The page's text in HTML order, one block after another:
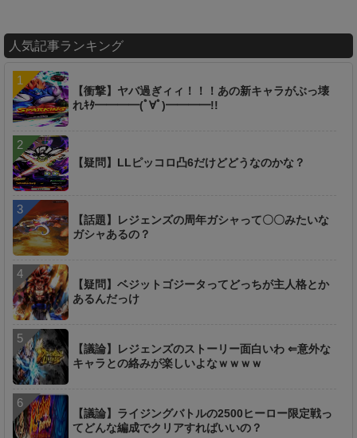
人気記事ランキング
【衝撃】ヤバ過ぎィィ！！！あの新キャラがぶっ壊
れｷﾀ━━━━(ﾟ∀ﾟ)━━━━!!
【疑問】LLピッコロ凸6だけどどうなのかな？
【話題】レジェンズの周年ガシャって〇〇みたいな
ガシャあるの？
【疑問】ベジットゴジータってどっちが主人格とか
あるんだっけ
【議論】レジェンズのストーリー面白いわ ⇐意外な
キャラとの絡みが楽しいよなｗｗｗｗ
【議論】ライジングバトルの2500ヒーロー限定戦っ
てどんな編成でクリアすればいいの？